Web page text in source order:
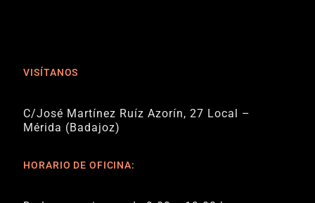
VISÍTANOS
C/José Martínez Ruíz Azorín, 27 Local –
Mérida (Badajoz)
HORARIO DE OFICINA: